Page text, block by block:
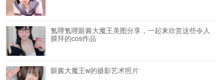
氪哩氪哩眼酱大魔王美图分享，一起来欣赏这些令人
膜拜的cos作品
眼酱大魔王w的摄影艺术照片